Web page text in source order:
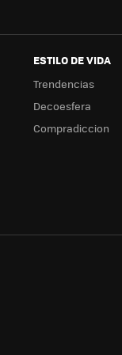
ESTILO DE VIDA
Trendencias
Decoesfera
Compradiccion